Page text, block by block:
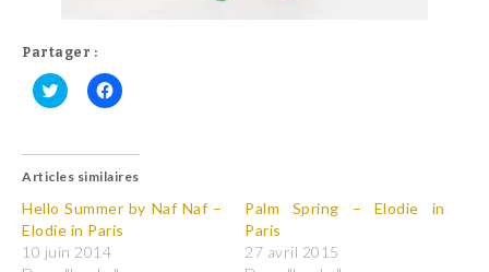
Partager :
C
q
e
p
o
u
r
p
C
q
e
p
o
u
r
p
Articles similaires
Hello Summer by Naf Naf –
Elodie in Paris
10 juin 2014
Palm Spring – Elodie in
Paris
27 avril 2015